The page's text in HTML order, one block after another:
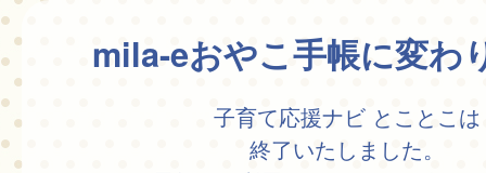
mila-eおやこ手帳に変わ
子育て応援ナビ とことこは
終了いたしました。